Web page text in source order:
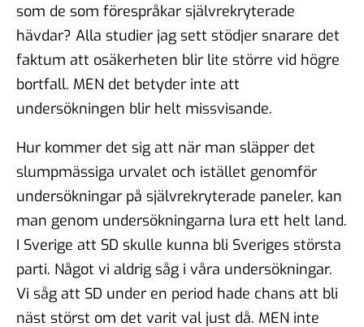
som de som förespråkar självrekryterade
hävdar? Alla studier jag sett stödjer snarare det
faktum att osäkerheten blir lite större vid högre
bortfall. MEN det betyder inte att
undersökningen blir helt missvisande.
Hur kommer det sig att när man släpper det
slumpmässiga urvalet och istället genomför
undersökningar på självrekryterade paneler, kan
man genom undersökningarna lura ett helt land.
I Sverige att SD skulle kunna bli Sveriges största
parti. Något vi aldrig såg i våra undersökningar.
Vi såg att SD under en period hade chans att bli
näst störst om det varit val just då. MEN inte